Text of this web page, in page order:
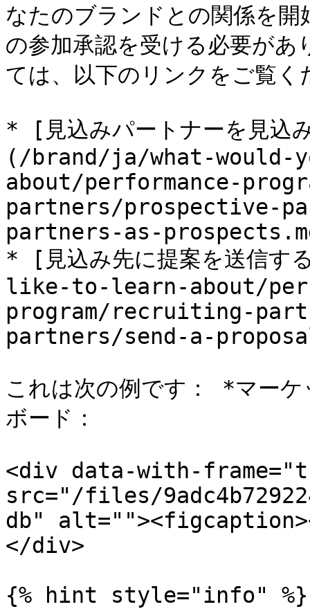
なたのブランドとの関係を
の参加承認を受ける必要が
ては、以下のリンクをご覧く
* [見込みパートナーを見込
(/brand/ja/what-
about/performance-
partners/prospective-
partners-as-
* [見込み先に提案を送信
like-to-learn-about/
program/recruiting-
partners/send-a-
これは次の例です： *マー
ボード：
<div data-with-
src="/files/
db"
</div>
{% hint style="info" %}